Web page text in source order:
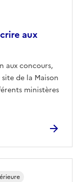
aux
aux concours,
de la Maison
ministères